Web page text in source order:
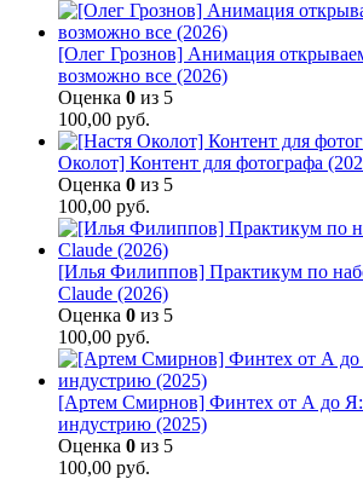
[Олег Грознов] Анимация
возможно все (2026)
Оценка 0 из 5
100,00 руб.
Околот] Контент для фотографа
Оценка 0 из 5
100,00 руб.
[Илья Филиппов] Практикум по
Claude (2026)
Оценка 0 из 5
100,00 руб.
[Артем Смирнов] Финтех от А до Я:
индустрию (2025)
Оценка 0 из 5
100,00 руб.